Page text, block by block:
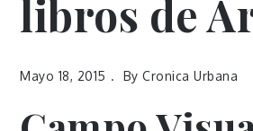
libros de
Mayo 18, 2015 ByCronica Urbana